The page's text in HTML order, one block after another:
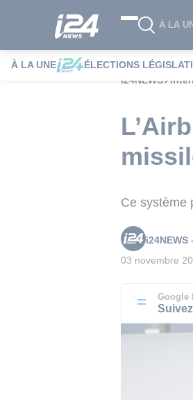
À LA
À LA UNE ÉLECTIONS
i24NEWS
Ce système
i24NEWS
03 novembre
Google